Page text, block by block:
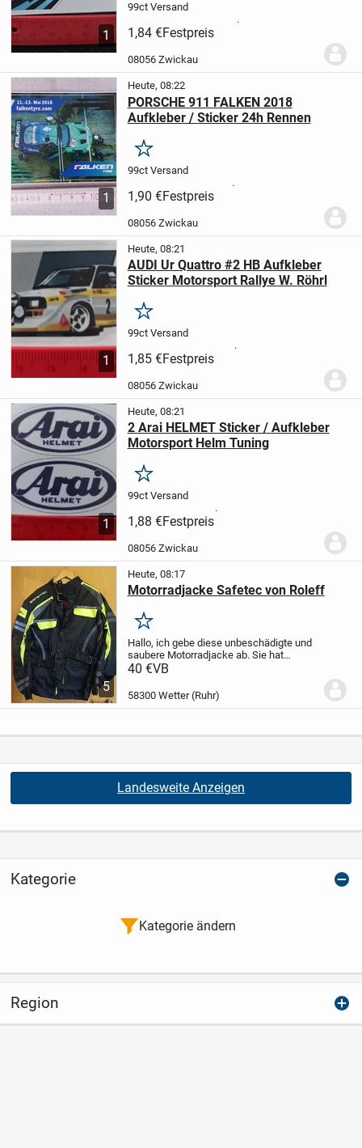
1
99ct Versand
.
1,84 €Festpreis
08056 Zwickau
1
Heute, 08:22
PORSCHE 911 FALKEN 2018
Aufkleber / Sticker 24h Rennen
Merken
99ct Versand
.
1,90 €Festpreis
08056 Zwickau
1
Heute, 08:21
AUDI Ur Quattro #2 HB Aufkleber
Sticker Motorsport Rallye W. Röhrl
Merken
99ct Versand
.
1,85 €Festpreis
08056 Zwickau
1
Heute, 08:21
2 Arai HELMET Sticker / Aufkleber
Motorsport Helm Tuning
Merken
99ct Versand
.
1,88 €Festpreis
08056 Zwickau
5
Heute, 08:17
Motorradjacke Safetec von Roleff
Merken
Hallo, ich gebe diese unbeschädigte und
saubere Motorradjacke ab. Sie hat
Protectoren und ein Innenfutter.
40 €VB
58300 Wetter (Ruhr)
Landesweite Anzeigen
Kategorie
Kategorie ändern
Region